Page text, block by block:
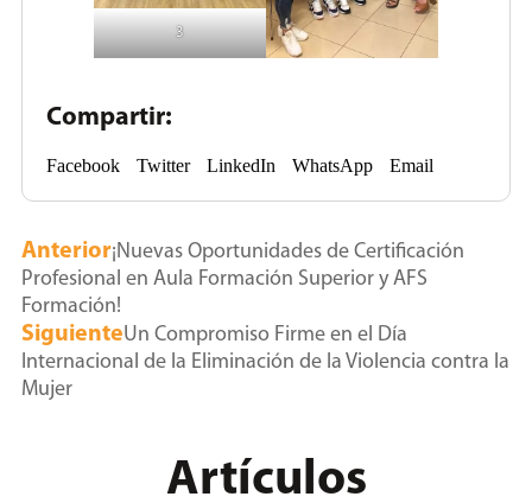
3
Compartir:
Facebook Twitter LinkedIn WhatsApp Email
Anterior¡Nuevas Oportunidades de Certificación
Profesional en Aula Formación Superior y AFS
Formación!
SiguienteUn Compromiso Firme en el Día
Internacional de la Eliminación de la Violencia contra la
Mujer
Artículos